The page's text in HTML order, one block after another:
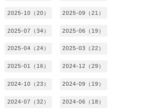
2025-10（20） 2025-09（21）
2025-07（34） 2025-06（19）
2025-04（24） 2025-03（22）
2025-01（16） 2024-12（29）
2024-10（23） 2024-09（19）
2024-07（32） 2024-06（18）